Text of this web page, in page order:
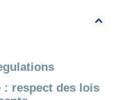
: respect des lois